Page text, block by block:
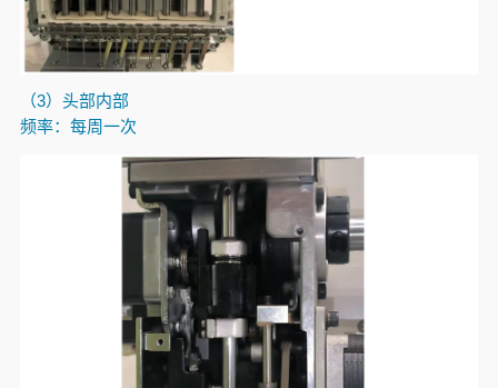
（3）头部内部
频率：每周一次